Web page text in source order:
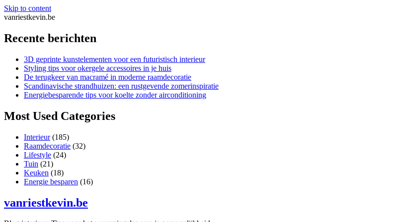
Skip to content
vanriestkevin.be
Recente berichten
3D geprinte kunstelementen voor een futuristisch interieur
Styling tips voor okergele accessoires in je huis
De terugkeer van macramé in moderne raamdecoratie
Scandinavische strandhuizen: een rustgevende zomerinspiratie
Energiebesparende tips voor koelte zonder airconditioning
Most Used Categories
Interieur(185)
Raamdecoratie (32)
Lifestyle (24)
Tuin (21)
Keuken (18)
Energie besparen (16)
vanriestkevin.be